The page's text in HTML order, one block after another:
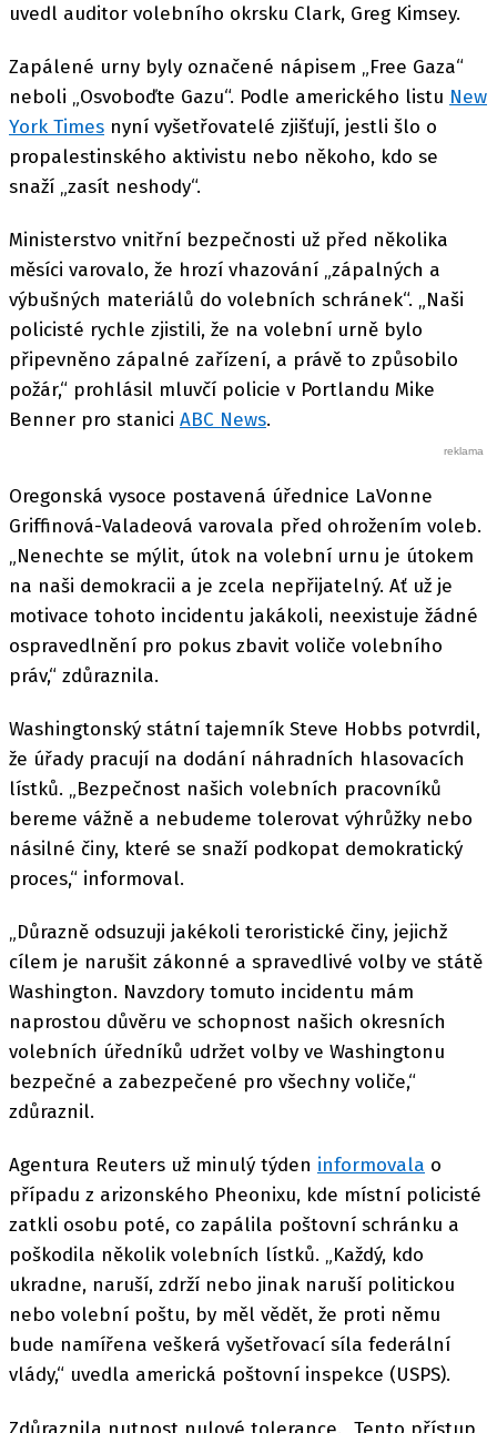
uvedl auditor volebního okrsku Clark, Greg Kimsey.
Zapálené urny byly označené nápisem „Free Gaza“
neboli „Osvoboďte Gazu“. Podle amerického listu New
York Times nyní vyšetřovatelé zjišťují, jestli šlo o
propalestinského aktivistu nebo někoho, kdo se
snaží „zasít neshody“.
Ministerstvo vnitřní bezpečnosti už před několika
měsíci varovalo, že hrozí vhazování „zápalných a
výbušných materiálů do volebních schránek“. „Naši
policisté rychle zjistili, že na volební urně bylo
připevněno zápalné zařízení, a právě to způsobilo
požár,“ prohlásil mluvčí policie v Portlandu Mike
Benner pro stanici ABC News.
Oregonská vysoce postavená úřednice LaVonne
Griffinová-Valadeová varovala před ohrožením voleb.
„Nenechte se mýlit, útok na volební urnu je útokem
na naši demokracii a je zcela nepřijatelný. Ať už je
motivace tohoto incidentu jakákoli, neexistuje žádné
ospravedlnění pro pokus zbavit voliče volebního
práv,“ zdůraznila.
Washingtonský státní tajemník Steve Hobbs potvrdil,
že úřady pracují na dodání náhradních hlasovacích
lístků. „Bezpečnost našich volebních pracovníků
bereme vážně a nebudeme tolerovat výhrůžky nebo
násilné činy, které se snaží podkopat demokratický
proces,“ informoval.
„Důrazně odsuzuji jakékoli teroristické činy, jejichž
cílem je narušit zákonné a spravedlivé volby ve státě
Washington. Navzdory tomuto incidentu mám
naprostou důvěru ve schopnost našich okresních
volebních úředníků udržet volby ve Washingtonu
bezpečné a zabezpečené pro všechny voliče,“
zdůraznil.
Agentura Reuters už minulý týden informovala o
případu z arizonského Pheonixu, kde místní policisté
zatkli osobu poté, co zapálila poštovní schránku a
poškodila několik volebních lístků. „Každý, kdo
ukradne, naruší, zdrží nebo jinak naruší politickou
nebo volební poštu, by měl vědět, že proti němu
bude namířena veškerá vyšetřovací síla federální
vlády,“ uvedla americká poštovní inspekce (USPS).